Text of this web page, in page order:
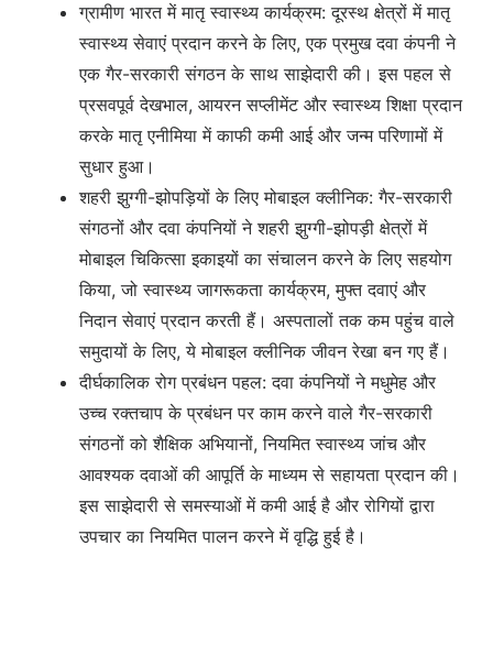
ग्रामीण भारत में मातृ स्वास्थ्य कार्यक्रम: दूरस्थ क्षेत्रों में मातृ
स्वास्थ्य सेवाएं प्रदान करने के लिए, एक प्रमुख दवा कंपनी ने
एक गैर-सरकारी संगठन के साथ साझेदारी की। इस पहल से
प्रसवपूर्व देखभाल, आयरन सप्लीमेंट और स्वास्थ्य शिक्षा प्रदान
करके मातृ एनीमिया में काफी कमी आई और जन्म परिणामों में
सुधार हुआ।
शहरी झुग्गी-झोपड़ियों के लिए मोबाइल क्लीनिक: गैर-सरकारी
संगठनों और दवा कंपनियों ने शहरी झुग्गी-झोपड़ी क्षेत्रों में
मोबाइल चिकित्सा इकाइयों का संचालन करने के लिए सहयोग
किया, जो स्वास्थ्य जागरूकता कार्यक्रम, मुफ्त दवाएं और
निदान सेवाएं प्रदान करती हैं। अस्पतालों तक कम पहुंच वाले
समुदायों के लिए, ये मोबाइल क्लीनिक जीवन रेखा बन गए हैं।
दीर्घकालिक रोग प्रबंधन पहल: दवा कंपनियों ने मधुमेह और
उच्च रक्तचाप के प्रबंधन पर काम करने वाले गैर-सरकारी
संगठनों को शैक्षिक अभियानों, नियमित स्वास्थ्य जांच और
आवश्यक दवाओं की आपूर्ति के माध्यम से सहायता प्रदान की।
इस साझेदारी से समस्याओं में कमी आई है और रोगियों द्वारा
उपचार का नियमित पालन करने में वृद्धि हुई है।